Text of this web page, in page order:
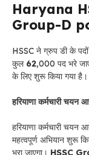
Haryana
Group-D
HSSC ने ग्रुप डी के
कुल 62,000 पद भरे
के लिए शुरू किया गया है।
हरियाणा कर्मचारी चयन
हरियाणा कर्मचारी
महत्वपूर्ण अभियान शुरू
भरा जाएगा। HSSC